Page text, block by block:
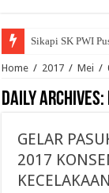
Sikapi SK PWI
Home / 2017 / Mei /
Daily Archives:
GELAR
2017
KECELAKAAN